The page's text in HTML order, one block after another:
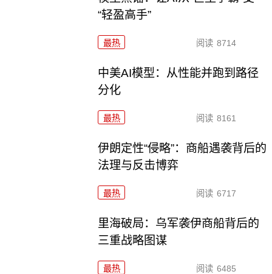
“轻盈高手”
最热 阅读 8714
中美AI模型：从性能并跑到路径
分化
最热 阅读 8161
伊朗定性“侵略”：商船遇袭背后的
法理与反击博弈
最热 阅读 6717
里海破局：乌军袭伊商船背后的
三重战略图谋
最热 阅读 6485